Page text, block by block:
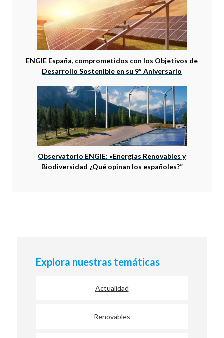
ENGIE España, comprometidos con los Objetivos de
Desarrollo Sostenible en su 9º Aniversario
Observatorio ENGIE: «Energías Renovables y
Biodiversidad ¿Qué opinan los españoles?”
Explora nuestras temáticas
Actualidad
Renovables